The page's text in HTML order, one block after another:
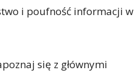
i poufność informacji w
się z głównymi